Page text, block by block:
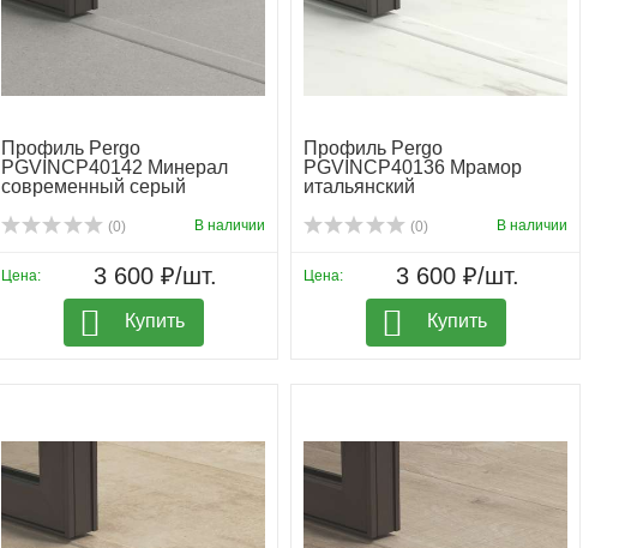
Профиль Pergo
PGVINCP40142 Минерал
современный серый
(0) В наличии
Цена: 3 600 ₽/шт.
Купить
Профиль Pergo
PGVINCP40136 Мрамор
итальянский
(0) В наличии
Цена: 3 600 ₽/шт.
Купить